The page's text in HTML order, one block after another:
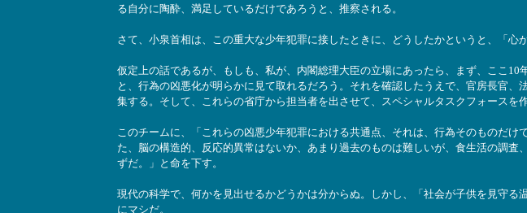
る自分に陶酔、満足しているだけであろうと、推察される。
さて、小泉首相は、この重大な少年犯罪に接したときに、どうしたかというと、「
仮定上の話であるが、もしも、私が、内閣総理大臣の立場にあったら、まず、ここ
と、行為の凶悪化が明らかに見て取れるだろう。それを確認したうえで、官房長官
集する。そして、これらの省庁から担当者を出させて、スペシャルタスクフォースを作
このチームに、「これらの凶悪少年犯罪における共通点、それは、行為そのものだ
た、脳の構造的、反応的異常はないか、あまり過去のものは難しいが、食生活の調
ずだ。」と命を下す。
現代の科学で、何かを見出せるかどうかは分からぬ。しかし、「社会が子供を見守
にマシだ。